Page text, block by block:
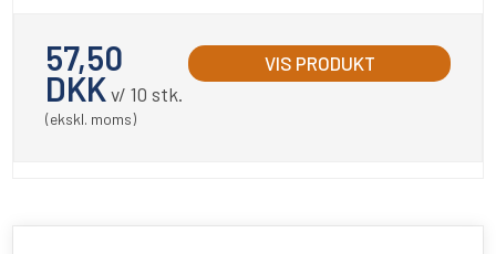
57,50
DKKv/ 10 stk.
(ekskl. moms)
VIS PRODUKT